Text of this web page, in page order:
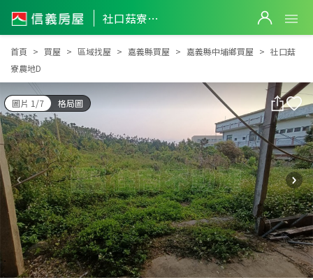
社口菇寮農地D
社口菇寮農地D
首頁 買屋 區域找屋 嘉義縣買屋 嘉義縣中埔鄉買屋
社口菇
寮農地D
圖片 1/7 格局圖